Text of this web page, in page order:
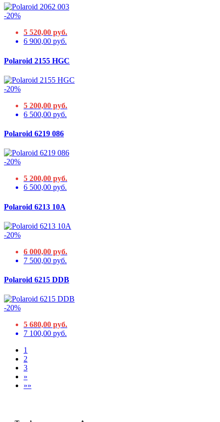
-20%
5 520,00 руб.
6 900,00 руб.
Polaroid 2155 HGC
-20%
5 200,00 руб.
6 500,00 руб.
Polaroid 6219 086
-20%
5 200,00 руб.
6 500,00 руб.
Polaroid 6213 10А
-20%
6 000,00 руб.
7 500,00 руб.
Polaroid 6215 DDB
-20%
5 680,00 руб.
7 100,00 руб.
1
2
3
»
»»